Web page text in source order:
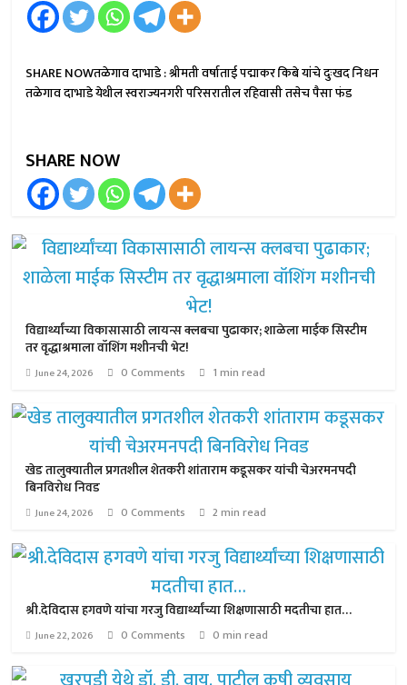
SHARE NOWतळेगाव दाभाडे : श्रीमती वर्षाताई पद्माकर किबे यांचे दुःखद निधन
तळेगाव दाभाडे येथील स्वराज्यनगरी परिसरातील रहिवासी तसेच पैसा फंड
SHARE NOW
विद्यार्थ्यांच्या विकासासाठी लायन्स क्लबचा पुढाकार; शाळेला माईक सिस्टीम
तर वृद्धाश्रमाला वॉशिंग मशीनची भेट!
June 24, 2026 0 Comments 1 min read
खेड तालुक्यातील प्रगतशील शेतकरी शांताराम कडूसकर यांची चेअरमनपदी
बिनविरोध निवड
June 24, 2026 0 Comments 2 min read
श्री.देविदास हगवणे यांचा गरजु विद्यार्थ्यांच्या शिक्षणासाठी मदतीचा हात…
June 22, 2026 0 Comments 0 min read